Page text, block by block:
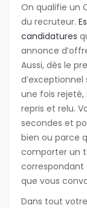
On qualifie un
du recruteur.
candidatures
annonce
Aussi, dès le
d’exceptionnel
une fois rejeté,
repris et relu.
secondes et
bien ou parce
comporter un
correspondant
que vous
Dans tout